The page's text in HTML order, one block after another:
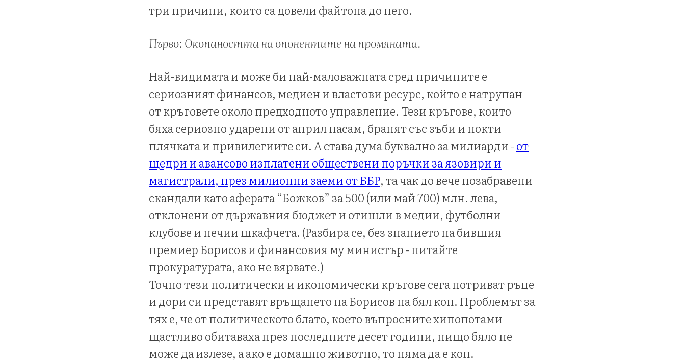
три причини, които са довели файтона до него.
Първо: Окопаността на опонентите на промяната.
Най-видимата и може би най-маловажната сред причините е
сериозният финансов, медиен и властови ресурс, който е натрупан
от кръговете около предходното управление. Тези кръгове, които
бяха сериозно ударени от април насам, бранят със зъби и нокти
плячката и привилегиите си. А става дума буквално за милиарди -от
щедри и авансово изплатени обществени поръчки за язовири и
магистрали, през милионни заеми от ББР, та чак до вече позабравени
скандали като аферата “Божков” за 500 (или май 700) млн. лева,
отклонени от държавния бюджет и отишли в медии, футболни
клубове и нечии шкафчета. (Разбира се, без знанието на бившия
премиер Борисов и финансовия му министър - питайте
прокуратурата, ако не вярвате.)
Точно тези политически и икономически кръгове сега потриват ръце
и дори си представят връщането на Борисов на бял кон. Проблемът за
тях е, че от политическото блато, което въпросните хипопотами
щастливо обитаваха през последните десет години, нищо бяло не
може да излезе, а ако е домашно животно, то няма да е кон.